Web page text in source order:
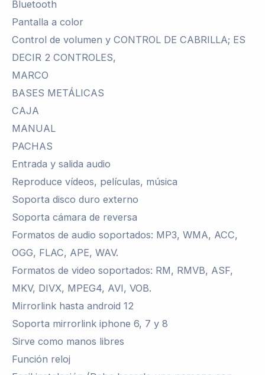
Bluetooth
Pantalla a color
Control de volumen y CONTROL DE CABRILLA; ES
DECIR 2 CONTROLES,
MARCO
BASES METÁLICAS
CAJA
MANUAL
PACHAS
Entrada y salida audio
Reproduce vídeos, películas, música
Soporta disco duro externo
Soporta cámara de reversa
Formatos de audio soportados: MP3, WMA, ACC,
OGG, FLAC, APE, WAV.
Formatos de video soportados: RM, RMVB, ASF,
MKV, DIVX, MPEG4, AVI, VOB.
Mirrorlink hasta android 12
Soporta mirrorlink iphone 6, 7 y 8
Sirve como manos libres
Función reloj